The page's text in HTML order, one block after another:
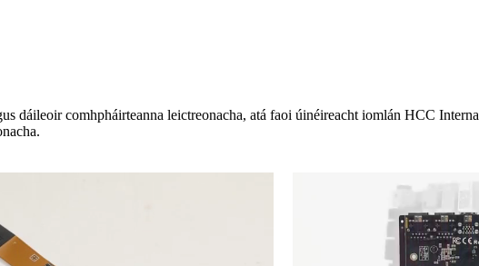
dáileoir comhpháirteanna leictreonacha, atá faoi úinéireacht iomlán HCC